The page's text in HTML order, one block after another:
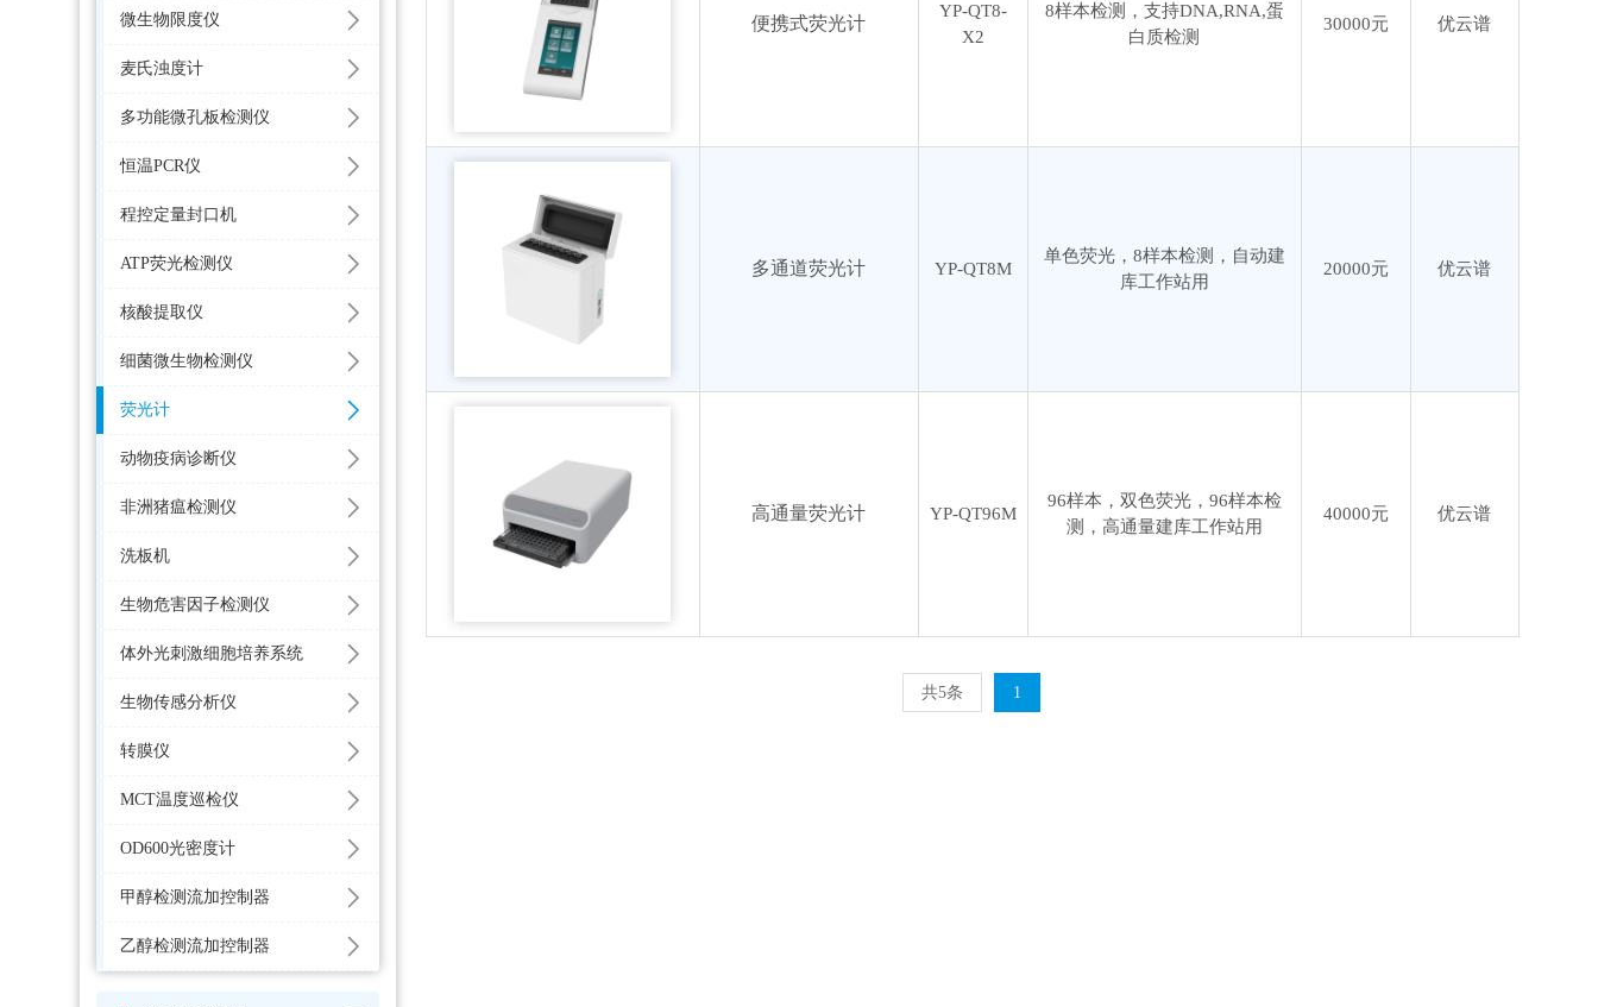
微生物限度仪
麦氏浊度计
多功能微孔板检测仪
恒温PCR仪
程控定量封口机
ATP荧光检测仪
核酸提取仪
细菌微生物检测仪
荧光计
动物疫病诊断仪
非洲猪瘟检测仪
洗板机
生物危害因子检测仪
体外光刺激细胞培养系统
生物传感分析仪
转膜仪
MCT温度巡检仪
OD600光密度计
甲醇检测流加控制器
乙醇检测流加控制器
便携式荧光计
YP-QT8-
X2
8样本检测，支持DNA,RNA,蛋
白质检测
30000元 优云谱
多通道荧光计 YP-QT8M
单色荧光，8样本检测，自动建
库工作站用
20000元 优云谱
高通量荧光计 YP-QT96M
96样本，双色荧光，96样本检
测，高通量建库工作站用
40000元 优云谱
共5条 1